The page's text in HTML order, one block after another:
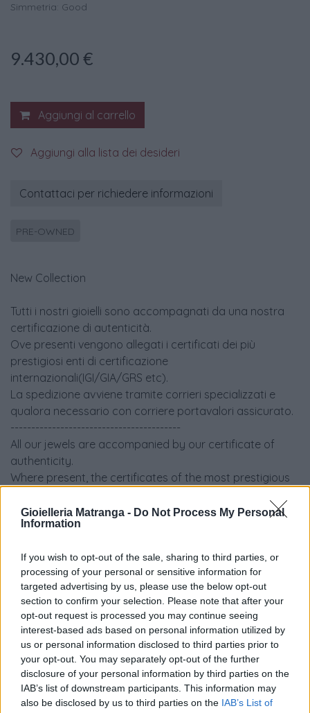
Gioielleria Matranga - Do Not Process My Personal
Information
If you wish to opt-out of the sale, sharing to third parties, or
processing of your personal or sensitive information for
targeted advertising by us, please use the below opt-out
section to confirm your selection. Please note that after your
opt-out request is processed you may continue seeing
interest-based ads based on personal information utilized by
us or personal information disclosed to third parties prior to
your opt-out. You may separately opt-out of the further
disclosure of your personal information by third parties on the
IAB’s list of downstream participants. This information may
also be disclosed by us to third parties on the IAB’s List of
Simmetria: Good
9.430,00 €
Aggiungi al carrello
Aggiungi alla lista dei desideri
Contattaci per richiedere informazioni
PRE-OWNED
New Collection
Tutti i nostri gioielli sono accompagnati da una nostra
certificazione di autenticità.
Ove presenti vengono allegati i certificati dei più
prestigiosi enti di certificazione
internazionali(IGI/GIA/GRS etc).
La spedizione avviene tramite corrieri specializzati e
qualora necessario con corriere portavalori assicurato.
-----------------------------------------
All our jewels are accompanied by our certificate of
authenticity.
Where present, the certificates of the most prestigious
attached.
The shipment takes place via specialized couriers and if